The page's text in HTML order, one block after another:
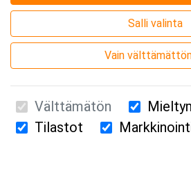
Suomen Ensiapukoulutus Oy /
Salli valinta
Vain
Välttämätön
Tilastot